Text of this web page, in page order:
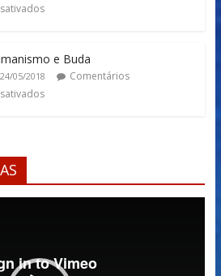
e Buda
24/05/2018
Comentários